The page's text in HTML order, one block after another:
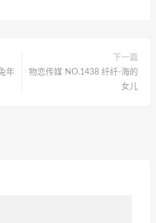
年
下一篇
物恋传媒 NO.1438 纤纤-海的
女儿